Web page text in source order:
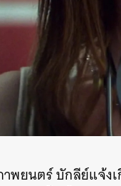
พยนตร์ บักลีย์แจ้งเ